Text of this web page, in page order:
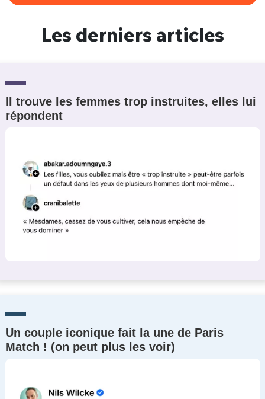
Les derniers articles
Il trouve les femmes trop instruites, elles lui
répondent
Un couple iconique fait la une de Paris
Match ! (on peut plus les voir)